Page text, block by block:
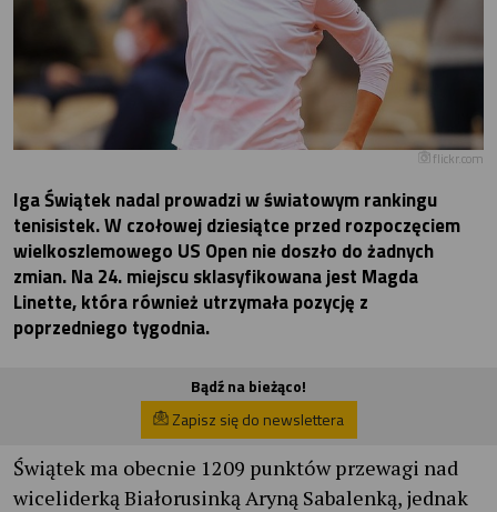
flickr.com
Iga Świątek nadal prowadzi w światowym rankingu
tenisistek. W czołowej dziesiątce przed rozpoczęciem
wielkoszlemowego US Open nie doszło do żadnych
zmian. Na 24. miejscu sklasyfikowana jest Magda
Linette, która również utrzymała pozycję z
poprzedniego tygodnia.
Bądź na bieżąco!
Zapisz się do newslettera
Świątek ma obecnie 1209 punktów przewagi nad
wiceliderką Białorusinką Aryną Sabalenką, jednak